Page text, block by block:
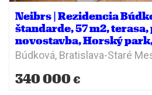
Neibrs | Rezidencia
štandarde, 57 m2,
novostavba, Horský
Búdková, Bratislava-Staré
340 000 €